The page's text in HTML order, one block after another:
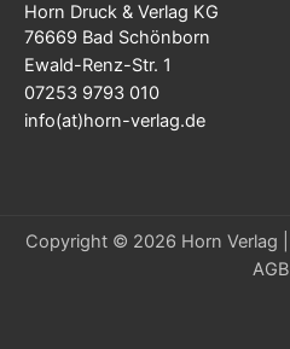
Horn Druck & Verlag KG
76669 Bad Schönborn
Ewald-Renz-Str. 1
07253 9793 010
info(at)horn-verlag.de
Copyright © 2026 Horn Verlag |
AGB